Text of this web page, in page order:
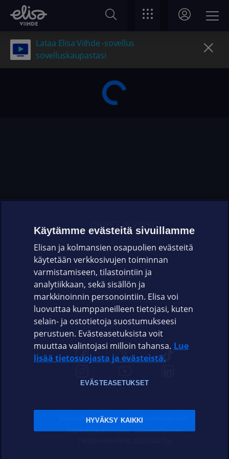
Lataa Elisa Viihde -sovellus
sovelluskaupastasi
OHJEET JA VINKIT
OMAYHTEISÖ
VIANSELVITYS
ASIAKASPALVELU
ELISA.FI
Sopimusehdot Tietosuoja Evästeasetukset
Sääntelyviranomaiset Saavutettavuus
Käytämme evästeitä sivuillamme
Elisan ja kolmansien osapuolien evästeitä
käytetään verkkosivujen toiminnan
varmistamiseen, tilastointiin ja
analytiikkaan, sekä sisällön ja
markkinoinnin personointiin. Elisa voi
luovuttaa kumppaneilleen tietojasi, kuten
selain- ja ostotietoja suostumukseesi
perustuen. Evästeasetuksista voit
muuttaa valintojasi milloin tahansa. Lue
lisää tietosuojasta ja evästeistä.
EVÄSTEASETUKSET
HYVÄKSY KAIKKI